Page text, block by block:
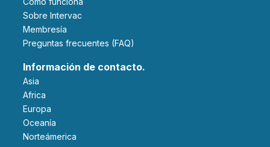
Sobre Intervac
Membresía
Preguntas frecuentes (FAQ)
Información de contacto.
Asia
Africa
Europa
Oceanía
Norteámerica